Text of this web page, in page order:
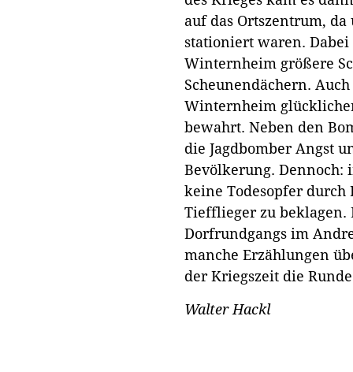
auf das Ortszentrum,
stationiert waren.
Winternheim größere
Scheunendächern.
Winternheim
bewahrt. Neben den
die Jagdbomber Angst
Bevölkerung. Dennoch:
keine Todesopfer
Tiefflieger zu beklagen.
Dorfrundgangs im
manche Erzählungen
der Kriegszeit die
Walter Hackl